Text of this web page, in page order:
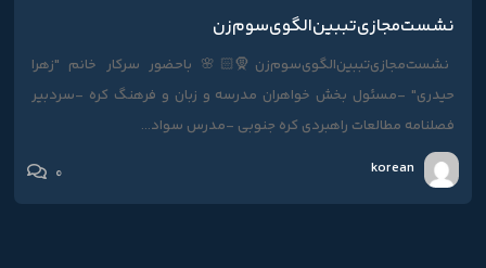
نشست‌مجازی‌تببین‌الگوی‌سوم‌زن
نشست‌مجازی‌تببین‌الگوی‌سوم‌زن🧕🏻🌸 باحضور‌ سرکار خانم "زهرا‌
حیدری‌" -مسئول‌ بخش‌ خواهران‌ مدرسه‌ و‌ زبان‌ و‌ فرهنگ‌ کره -سردبیر
فصلنامه مطالعات راهبردی کره جنوبی -مدرس سواد...
korean
0